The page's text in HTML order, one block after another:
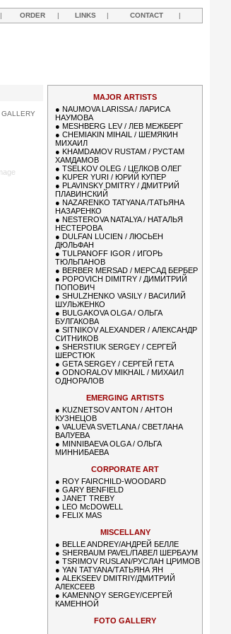
| ORDER | LINKS | CONTACT |
GALLERY
MAJOR ARTISTS
● NAUMOVA LARISSA / ЛАРИСА
НАУМОВА
● MESHBERG LEV / ЛЕВ МЕЖБЕРГ
● CHEMIAKIN MIHAIL / ШЕМЯКИН
МИХАИЛ
● KHAMDAMOV RUSTAM / РУСТАМ
ХАМДАМОВ
● TSELKOV OLEG / ЦЕЛКОВ ОЛЕГ
● KUPER YURI / ЮРИЙ КУПЕР
● PLAVINSKY DMITRY / ДМИТРИЙ
ПЛАВИНСКИЙ
● NAZARENKO TATYANA /ТАТЬЯНА
НАЗАРЕНКО
● NESTEROVA NATALYA / НАТАЛЬЯ
НЕСТЕРОВА
● DULFAN LUCIEN / ЛЮСЬЕН
ДЮЛЬФАН
● TULPANOFF IGOR / ИГОРЬ
ТЮЛЬПАНОВ
● BERBER MERSAD / МЕРСАД БЕРБЕР
● POPOVICH DIMITRY / ДИМИТРИЙ
ПОПОВИЧ
● SHULZHENKO VASILY / ВАСИЛИЙ
ШУЛЬЖЕНКО
● BULGAKOVA OLGA / ОЛЬГА
БУЛГАКОВА
● SITNIKOV ALEXANDER / АЛЕКСАНДР
СИТНИКОВ
● SHERSTIUK SERGEY / СЕРГЕЙ
ШЕРСТЮК
● GETA SERGEY / СЕРГЕЙ ГЕТА
● ODNORALOV MIKHAIL / МИХАИЛ
ОДНОРАЛОВ
EMERGING ARTISTS
● KUZNETSOV ANTON / АНТОН
КУЗНЕЦОВ
● VALUEVA SVETLANA / СВЕТЛАНА
ВАЛУЕВА
● MINNIBAEVA OLGA / ОЛЬГА
МИННИБАЕВА
CORPORATE ART
● ROY FAIRCHILD-WOODARD
● GARY BENFIELD
● JANET TREBY
● LEO McDOWELL
● FELIX MAS
MISCELLANY
● BELLE ANDREY/АНДРЕЙ БЕЛЛЕ
● SHERBAUM PAVEL/ПАВЕЛ ШЕРБАУМ
● TSRIMOV RUSLAN/РУСЛАН ЦРИМОВ
● YAN TATYANA/ТАТЬЯНА ЯН
● ALEKSEEV DMITRIY/ДМИТРИЙ
АЛЕКСЕЕВ
● KAMENNOY SERGEY/СЕРГЕЙ
КАМЕННОЙ
FOTO GALLERY